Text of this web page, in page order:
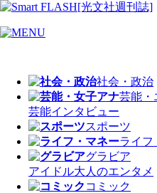
社会・政治
芸能・
芸能インタビュー
スポーツ
ライフ
グラビア
アイドル大人のエンタメ
コミック